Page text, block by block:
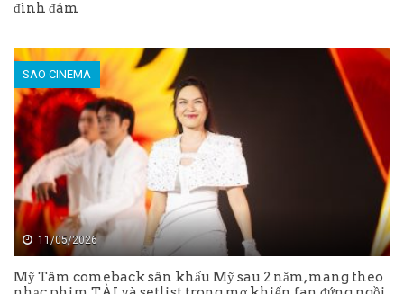
đình đám
SAO CINEMA
11/05/2026
Mỹ Tâm comeback sân khấu Mỹ sau 2 năm, mang theo